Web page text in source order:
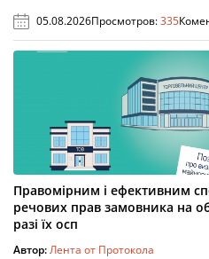
05.08.2026Просмотров:335
Правомірним і ефективним
речових прав замовника на
разі їх осп
Автор:Лента от Протокола